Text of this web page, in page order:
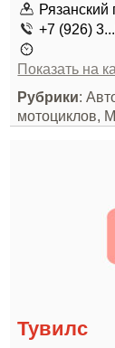
Рязанский
+7 (926) 3...
Показать на
Рубрики:
мотоциклов,
Тувилс